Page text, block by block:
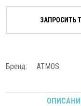
ЗАПРОСИТЬ
Бренд: ATMOS